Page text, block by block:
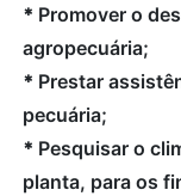
* Promover o
agropecuária;
* Prestar
pecuária;
* Pesquisar o
planta, para os